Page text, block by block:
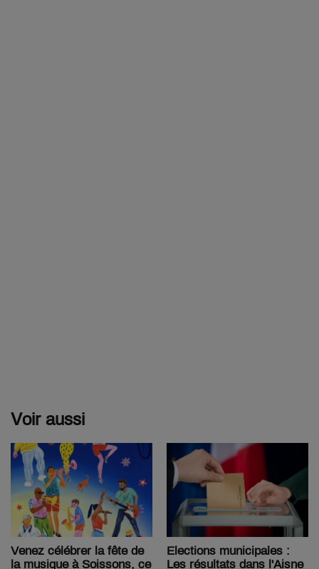
Voir aussi
Venez célébrer la fête de
la musique à Soissons, ce
Elections municipales :
Les résultats dans l'Aisne